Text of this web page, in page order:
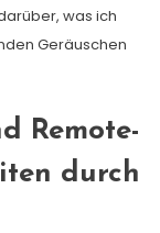
was ich
Geräuschen
Remote-
durch